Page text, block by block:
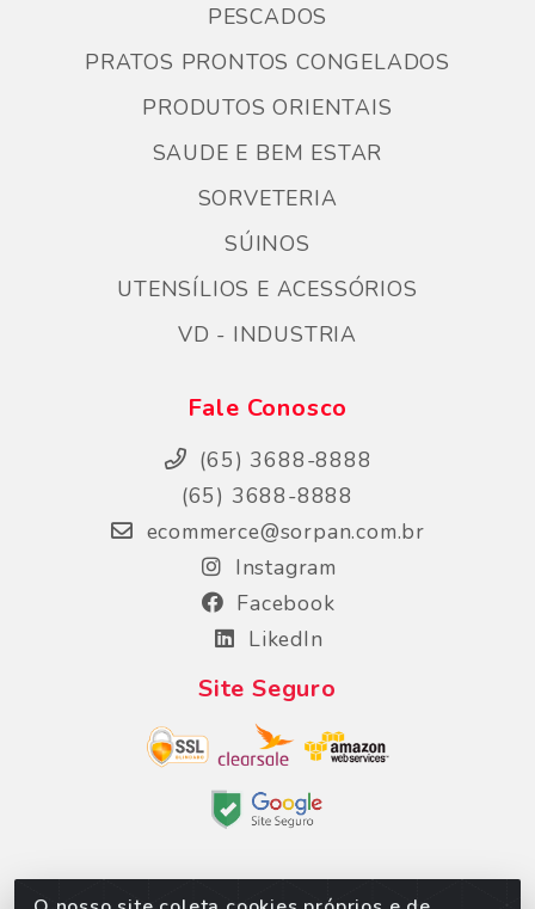
PESCADOS
PRATOS PRONTOS CONGELADOS
PRODUTOS ORIENTAIS
SAUDE E BEM ESTAR
SORVETERIA
SÚINOS
UTENSÍLIOS E ACESSÓRIOS
VD - INDUSTRIA
Fale Conosco
(65) 3688-8888
(65) 3688-8888
ecommerce@sorpan.com.br
Instagram
Facebook
LikedIn
Site Seguro